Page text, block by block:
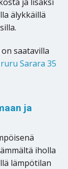
älykkäillä
saatavilla
Sarara 35
ja
iholla
lämpötilan